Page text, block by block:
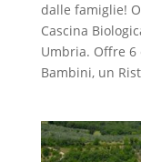
dalle famiglie!
Cascina
Umbria. Offre 6
Bambini, un